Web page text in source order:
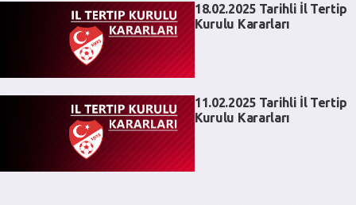
18.02.2025 Tarihli İl Tertip
Kurulu Kararları
11.02.2025 Tarihli İl Tertip
Kurulu Kararları